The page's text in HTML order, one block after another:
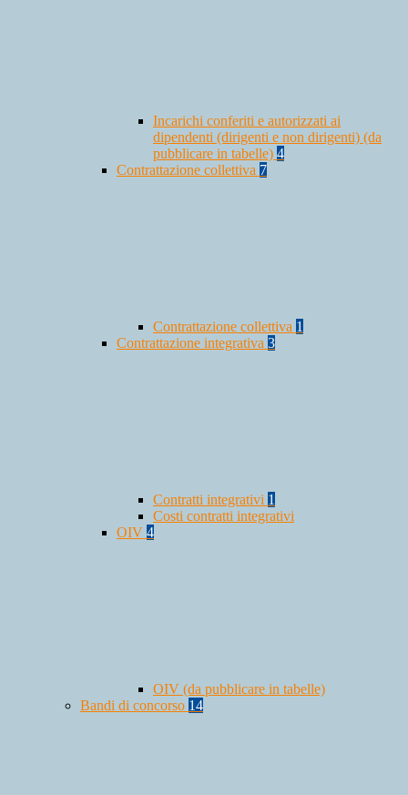
Incarichi conferiti e autorizzati ai
dipendenti (dirigenti e non dirigenti) (da
pubblicare in tabelle) 4
Contrattazione collettiva 7
Contrattazione collettiva 1
Contrattazione integrativa 3
Contratti integrativi 1
Costi contratti integrativi
OIV 4
OIV (da pubblicare in tabelle)
Bandi di concorso 14